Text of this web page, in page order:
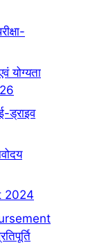
योग्यता
ड्राइव
2024